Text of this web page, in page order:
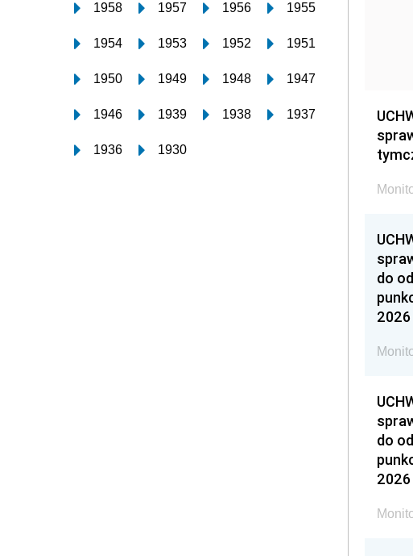
1958 1957 1956 1955
1954 1953 1952 1951
1950 1949 1948 1947
1946 1939 1938 1937
1936 1930
do
do